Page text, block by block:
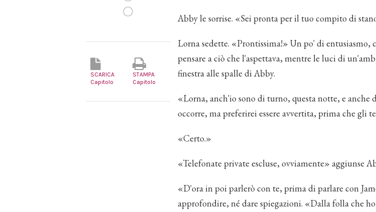
SCARICA
Capitolo
STAMPA
Capitolo
Abby le sorrise. «Sei pronta per il tuo compito di
Lorna sedette. «Prontissima!» Un po' di entusiasmo,
pensare a ciò che l'aspettava, mentre le luci di
finestra alle spalle di Abby.
«Lorna, anch'io sono di turno, questa notte, e anche
occorre, ma preferirei essere avvertita, prima che gli
«Certo.»
«Telefonate private escluse, ovviamente» aggiunse
«D'ora in poi parlerò con te, prima di parlare con
approfondire, né dare spiegazioni. «Dalla folla che